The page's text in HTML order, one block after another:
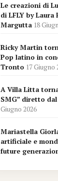
Le creazioni di
di LFLY by
Margutta 18
Ricky Martin
Pop latino in
Tronto 17 Giugno
A Villa Litta
SMG” diretto
Giugno 2026
Mariastella
artificiale e
future